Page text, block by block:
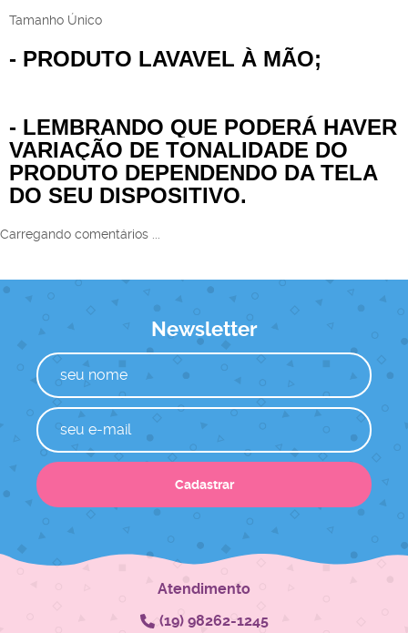
Tamanho Único
- PRODUTO LAVAVEL À MÃO;
- LEMBRANDO QUE PODERÁ HAVER
VARIAÇÃO DE TONALIDADE DO
PRODUTO DEPENDENDO DA TELA
DO SEU DISPOSITIVO.
Carregando comentários ...
Newsletter
Cadastrar
Atendimento
(19)98262-1245